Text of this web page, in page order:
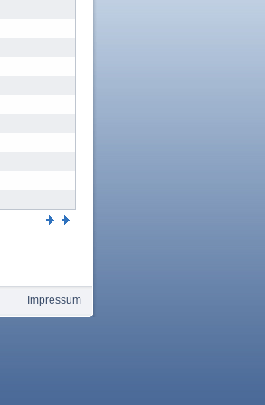
Impressum